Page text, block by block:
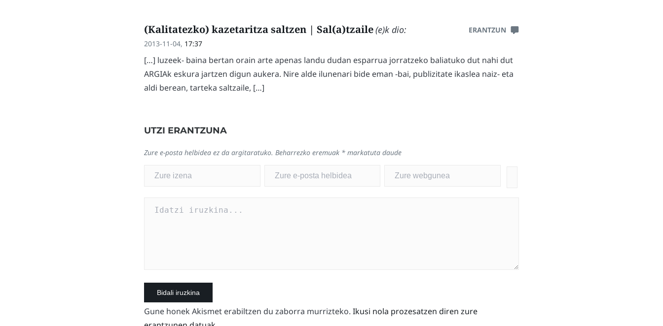
(Kalitatezko) kazetaritza saltzen | Sal(a)tzaile(e)k dio:
ERANTZUN
2013-11-04, 17:37
[…] luzeek- baina bertan orain arte apenas landu dudan esparrua jorratzeko baliatuko dut nahi dut
ARGIAk eskura jartzen digun aukera. Nire alde ilunenari bide eman -bai, publizitate ikaslea naiz- eta
aldi berean, tarteka saltzaile, […]
UTZI ERANTZUNA
Zure e-posta helbidea ez da argitaratuko. Beharrezko eremuak * markatuta daude
Gune honek Akismet erabiltzen du zaborra murrizteko. Ikusi nola prozesatzen diren zure